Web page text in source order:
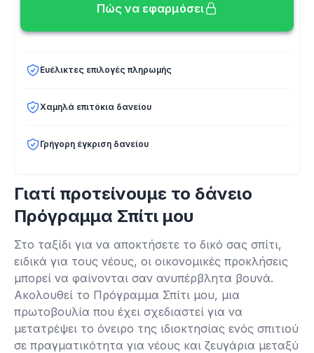
Πώς να εφαρμόσει
Ευέλικτες επιλογές πληρωμής
Χαμηλά επιτόκια δανείου
Γρήγορη έγκριση δανείου
Γιατί προτείνουμε το δάνειο
Πρόγραμμα Σπίτι μου
Στο ταξίδι για να αποκτήσετε το δικό σας σπίτι,
ειδικά για τους νέους, οι οικονομικές προκλήσεις
μπορεί να φαίνονται σαν ανυπέρβλητα βουνά.
Ακολουθεί το Πρόγραμμα Σπίτι μου, μια
πρωτοβουλία που έχει σχεδιαστεί για να
μετατρέψει το όνειρο της ιδιοκτησίας ενός σπιτιού
σε πραγματικότητα για νέους και ζευγάρια μεταξύ